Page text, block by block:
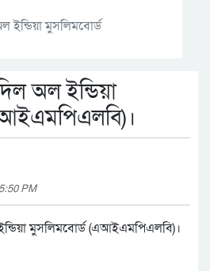
ইন্ডিয়া মুসলিমবোর্ড
অল ইন্ডিয়া
PM